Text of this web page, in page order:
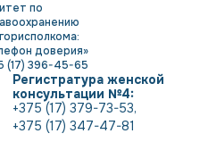
по
доверия»
(17) 396-45-65
Регистратура женской
консультации №4:
+375 (17) 379-73-53,
+375 (17) 347-47-81